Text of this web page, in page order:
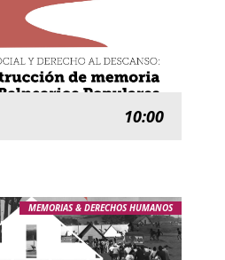
10:00
MEMORIAS & DERECHOS HUMANOS